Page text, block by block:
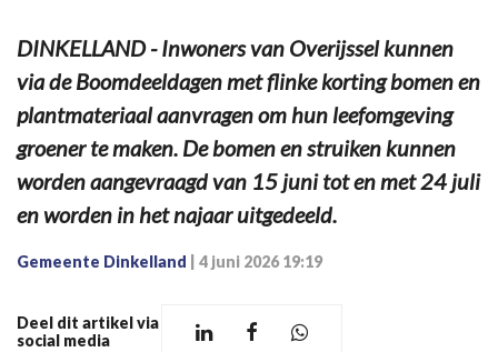
DINKELLAND - Inwoners van Overijssel kunnen
via de Boomdeeldagen met flinke korting bomen en
plantmateriaal aanvragen om hun leefomgeving
groener te maken. De bomen en struiken kunnen
worden aangevraagd van 15 juni tot en met 24 juli
en worden in het najaar uitgedeeld.
Gemeente Dinkelland 4 juni 2026 19:19
Deel dit artikel via
social media